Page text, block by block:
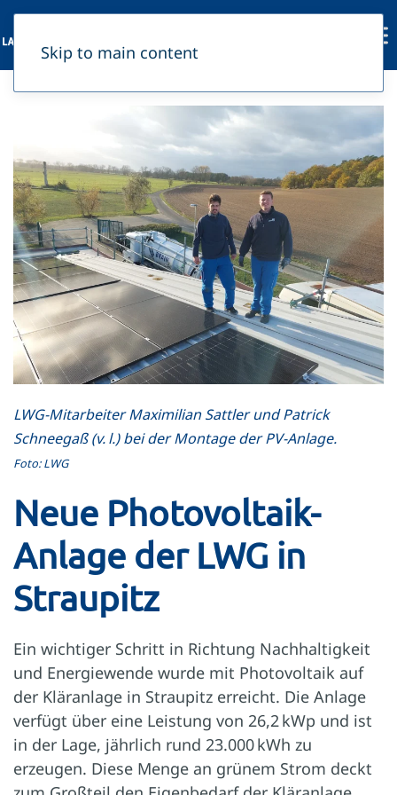
Skip to main content
LWG-Mitarbeiter Maximilian Sattler und Patrick
Schneegaß (v. l.) bei der Montage der PV-Anlage.
Foto: LWG
Neue Photovoltaik-
Anlage der LWG in
Straupitz
Ein wichtiger Schritt in Richtung Nachhaltigkeit
und Energiewende wurde mit Photovoltaik auf
der Kläranlage in Straupitz erreicht. Die Anlage
verfügt über eine Leistung von 26,2 kWp und ist
in der Lage, jährlich rund 23.000 kWh zu
erzeugen. Diese Menge an grünem Strom deckt